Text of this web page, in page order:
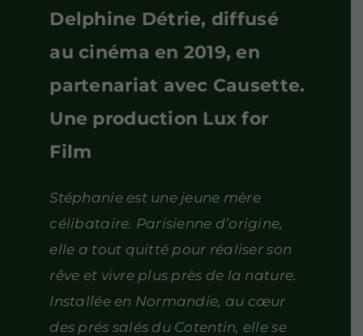
Delphine Détrie, diffusé
au cinéma en 2019, en
partenariat avec Causette.
Une production Lux for
Film
Stéphanie est une jeune mère
célibataire. Parisienne d’origine,
elle a tout quitté pour réaliser son
rêve et vivre plus près de la nature.
Installée en Normandie, au cœur
des prés salés du Cotentin, elle se